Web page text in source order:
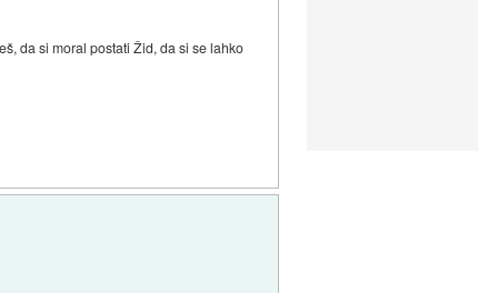
da si moral postati Žid, da si se lahko